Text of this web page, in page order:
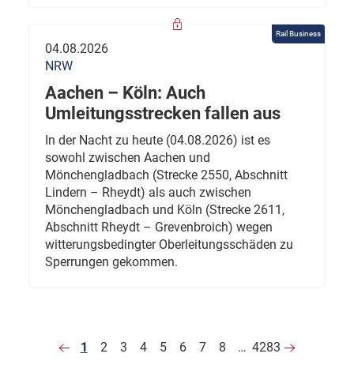
Rail Business
04.08.2026
NRW
Aachen – Köln: Auch
Umleitungsstrecken fallen aus
In der Nacht zu heute (04.08.2026) ist es
sowohl zwischen Aachen und
Mönchengladbach (Strecke 2550, Abschnitt
Lindern – Rheydt) als auch zwischen
Mönchengladbach und Köln (Strecke 2611,
Abschnitt Rheydt – Grevenbroich) wegen
witterungsbedingter Oberleitungsschäden zu
Sperrungen gekommen.
1 2 3 4 5 6 7 8 … 4283